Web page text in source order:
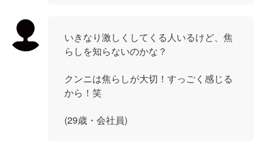
いきなり激しくしてくる人いるけど、焦
らしを知らないのかな？
クンニは焦らしが大切！すっごく感じる
から！笑
(29歳・会社員)